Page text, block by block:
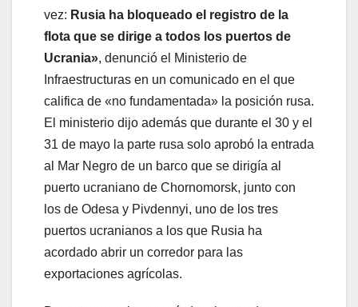
vez: Rusia ha bloqueado el registro de la
flota que se dirige a todos los puertos de
Ucrania», denunció el Ministerio de
Infraestructuras en un comunicado en el que
califica de «no fundamentada» la posición rusa.
El ministerio dijo además que durante el 30 y el
31 de mayo la parte rusa solo aprobó la entrada
al Mar Negro de un barco que se dirigía al
puerto ucraniano de Chornomorsk, junto con
los de Odesa y Pivdennyi, uno de los tres
puertos ucranianos a los que Rusia ha
acordado abrir un corredor para las
exportaciones agrícolas.